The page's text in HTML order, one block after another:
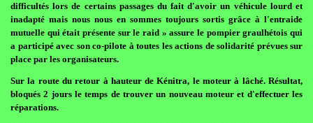
difficultés lors de certains passages du fait d'avoir un véhicule lourd et
inadapté mais nous nous en sommes toujours sortis grâce à l'entraide
mutuelle qui était présente sur le raid » assure le pompier graulhétois qui
a participé avec son co-pilote à toutes les actions de solidarité prévues sur
place par les organisateurs.
Sur la route du retour à hauteur de Kénitra, le moteur à lâché. Résultat,
bloqués 2 jours le temps de trouver un nouveau moteur et d'effectuer les
réparations.